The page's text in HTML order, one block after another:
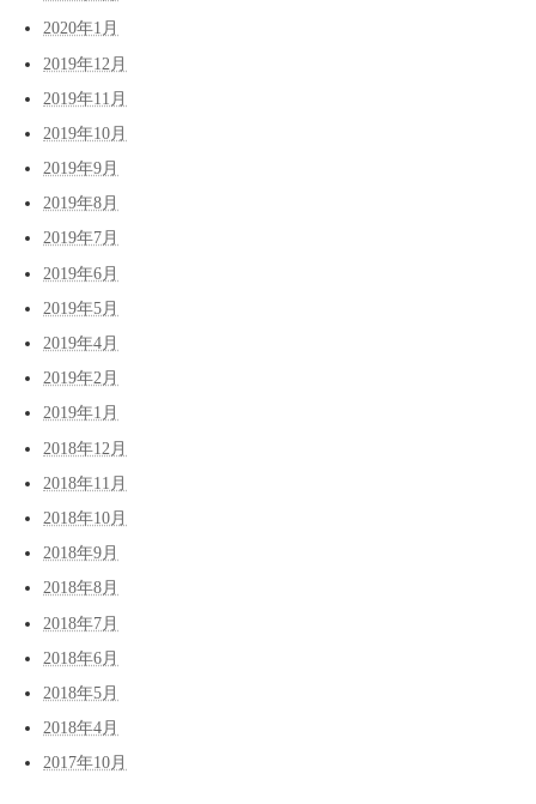
2020年1月
2019年12月
2019年11月
2019年10月
2019年9月
2019年8月
2019年7月
2019年6月
2019年5月
2019年4月
2019年2月
2019年1月
2018年12月
2018年11月
2018年10月
2018年9月
2018年8月
2018年7月
2018年6月
2018年5月
2018年4月
2017年10月